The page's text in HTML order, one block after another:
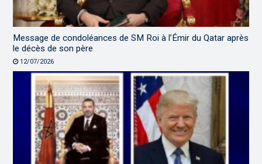
Message de condoléances de SM Roi à l’Émir du Qatar après
le décès de son père
12/07/2026